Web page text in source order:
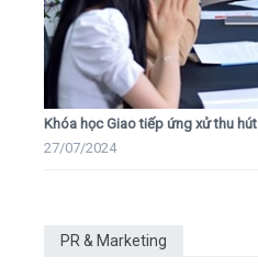
Khóa học Giao tiếp ứng xử thu hút
27/07/2024
PR & Marketing